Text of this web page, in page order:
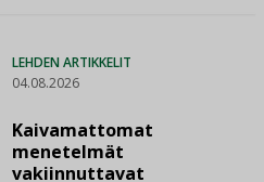
LEHDEN ARTIKKELIT
04.08.2026
Kaivamattomat
menetelmät
vakiinnuttavat